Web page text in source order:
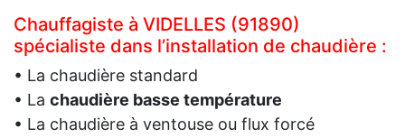
Chauffagiste à VIDELLES (91890)
spécialiste dans l’installation de chaudière :
• La chaudière standard
• La chaudière basse température
• La chaudière à ventouse ou flux forcé